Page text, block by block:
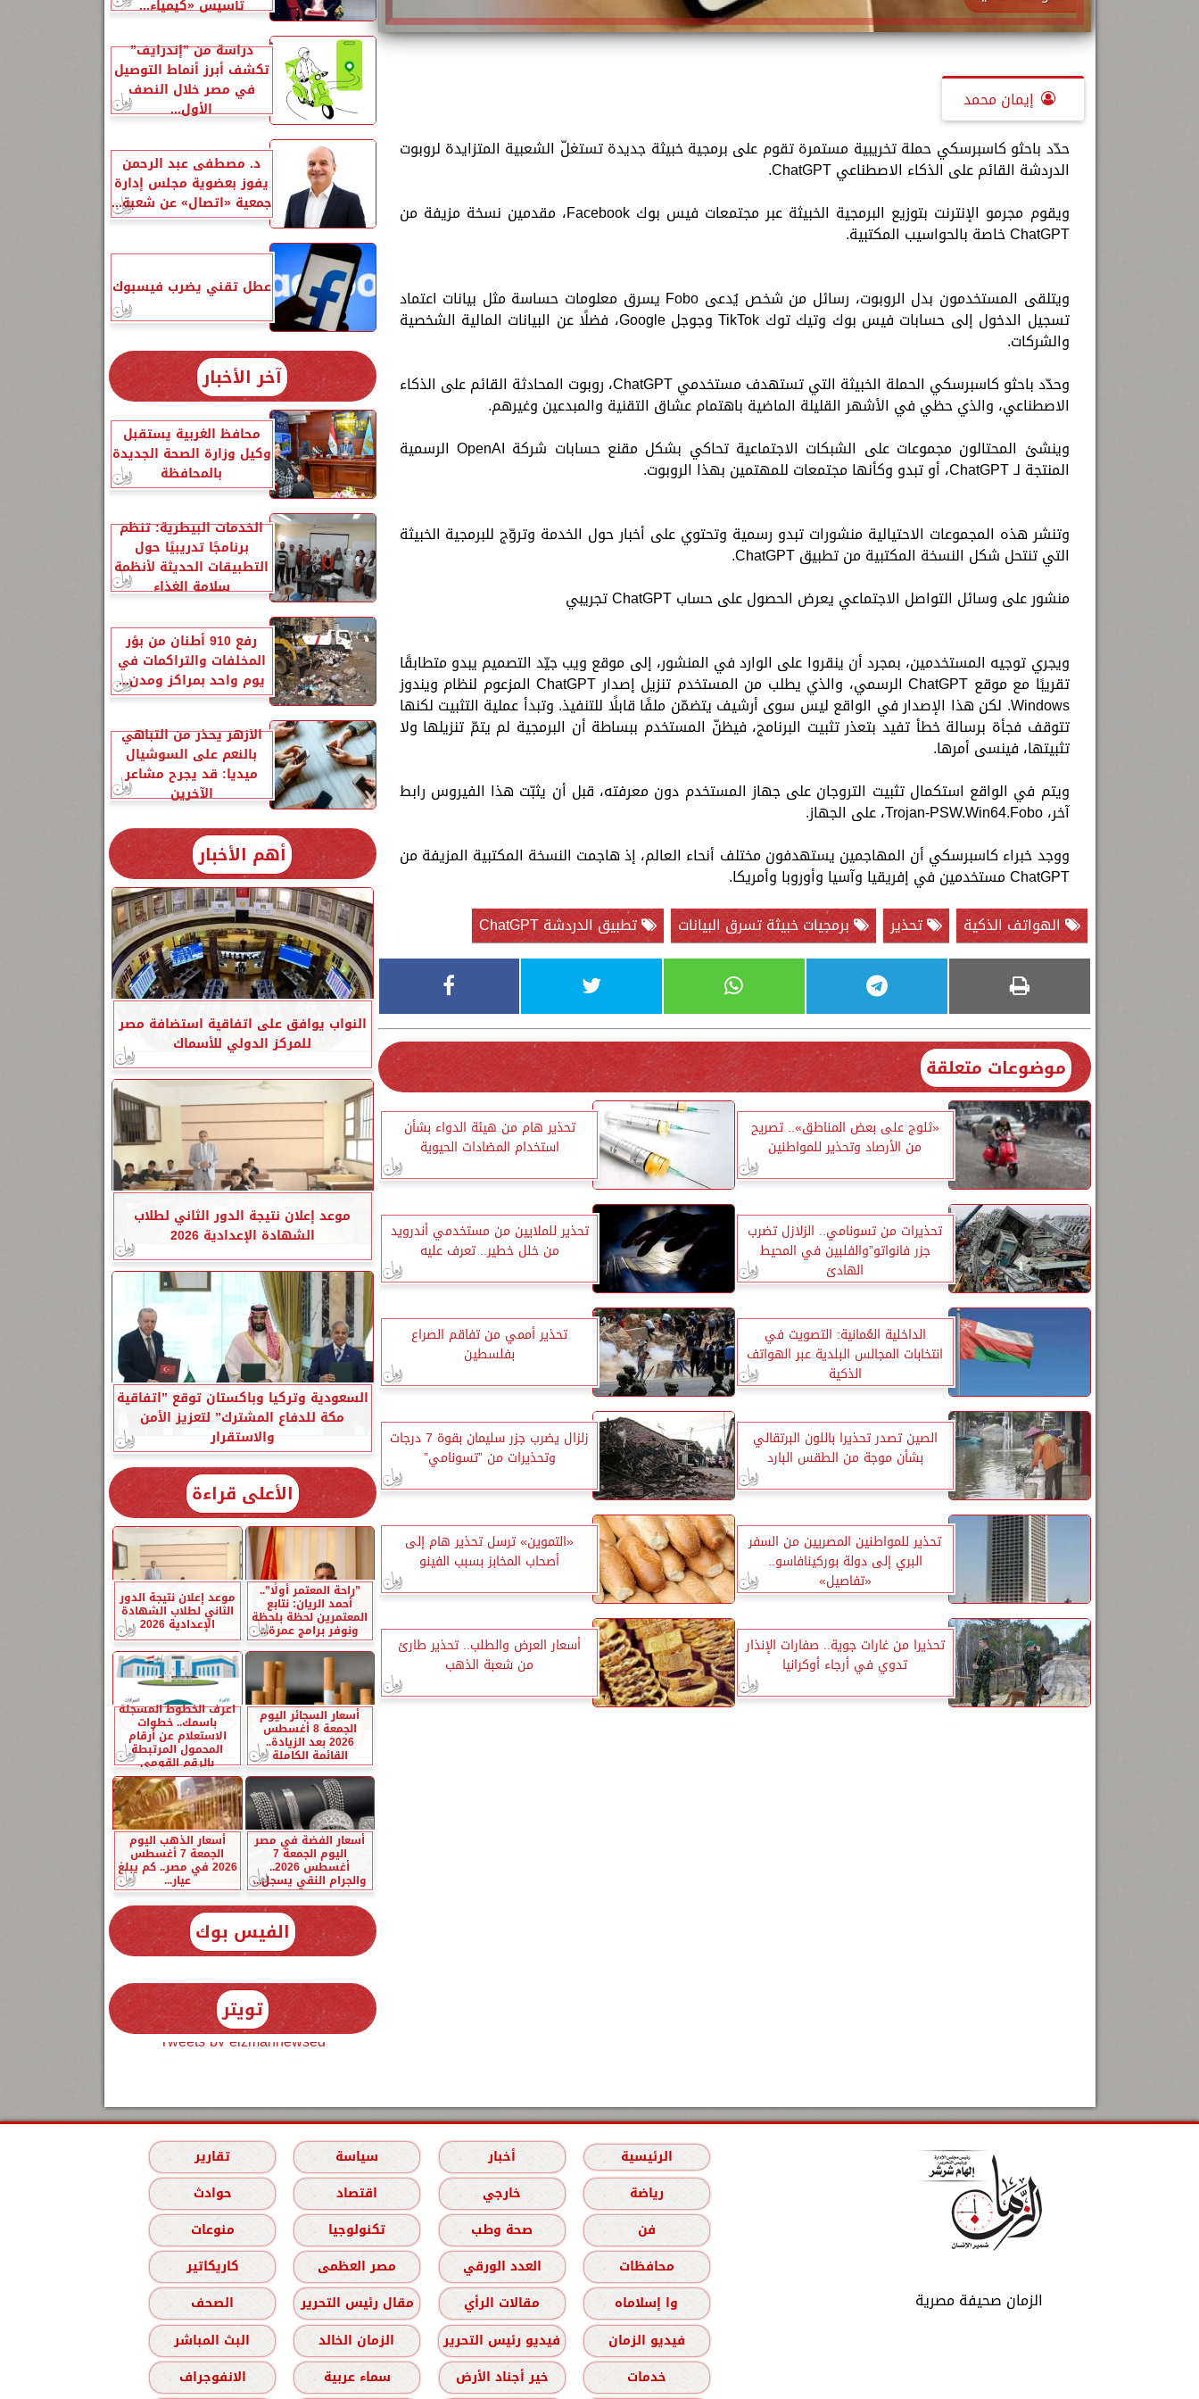
إيمان محمد
حدّد باحثو كاسبرسكي حملة تخريبية مستمرة تقوم على برمجية خبيثة جديدة تستغلّ الشعبية المتزايدة لروبوت
الدردشة القائم على الذكاء الاصطناعي ChatGPT.
ويقوم مجرمو الإنترنت بتوزيع البرمجية الخبيثة عبر مجتمعات فيس بوك Facebook، مقدمين نسخة مزيفة من
ChatGPT خاصة بالحواسيب المكتبية.
ويتلقى المستخدمون بدل الروبوت، رسائل من شخص يُدعى Fobo يسرق معلومات حساسة مثل بيانات اعتماد
تسجيل الدخول إلى حسابات فيس بوك وتيك توك TikTok وجوجل Google، فضلًا عن البيانات المالية الشخصية
والشركات.
وحدّد باحثو كاسبرسكي الحملة الخبيثة التي تستهدف مستخدمي ChatGPT، روبوت المحادثة القائم على الذكاء
الاصطناعي، والذي حظي في الأشهر القليلة الماضية باهتمام عشاق التقنية والمبدعين وغيرهم.
وينشئ المحتالون مجموعات على الشبكات الاجتماعية تحاكي بشكل مقنع حسابات شركة OpenAI الرسمية
المنتجة لـ ChatGPT، أو تبدو وكأنها مجتمعات للمهتمين بهذا الروبوت.
وتنشر هذه المجموعات الاحتيالية منشورات تبدو رسمية وتحتوي على أخبار حول الخدمة وتروّج للبرمجية الخبيثة
التي تنتحل شكل النسخة المكتبية من تطبيق ChatGPT.
منشور على وسائل التواصل الاجتماعي يعرض الحصول على حساب ChatGPT تجريبي
ويجري توجيه المستخدمين، بمجرد أن ينقروا على الوارد في المنشور، إلى موقع ويب جيّد التصميم يبدو متطابقًا
تقريبًا مع موقع ChatGPT الرسمي، والذي يطلب من المستخدم تنزيل إصدار ChatGPT المزعوم لنظام ويندوز
Windows. لكن هذا الإصدار في الواقع ليس سوى أرشيف يتضمّن ملفًا قابلًا للتنفيذ. وتبدأ عملية التثبيت لكنها
تتوقف فجأة برسالة خطأ تفيد بتعذر تثبيت البرنامج، فيظنّ المستخدم ببساطة أن البرمجية لم يتمّ تنزيلها ولا
تثبيتها، فينسى أمرها.
ويتم في الواقع استكمال تثبيت التروجان على جهاز المستخدم دون معرفته، قبل أن يثبّت هذا الفيروس رابط
آخر، Trojan-PSW.Win64.Fobo، على الجهاز.
ووجد خبراء كاسبرسكي أن المهاجمين يستهدفون مختلف أنحاء العالم، إذ هاجمت النسخة المكتبية المزيفة من
ChatGPT مستخدمين في إفريقيا وآسيا وأوروبا وأمريكا.
الهواتف الذكية
تحذير برمجيات خبيثة تسرق البيانات تطبيق الدردشة ChatGPT
موضوعات متعلقة
«ثلوج على بعض المناطق».. تصريح
من الأرصاد وتحذير للمواطنين
تحذير هام من هيئة الدواء بشأن
استخدام المضادات الحيوية
تحذيرات من تسونامي.. الزلازل تضرب
جزر فانواتو”والفلبين في المحيط
الهادئ
تحذير للملايين من مستخدمي أندرويد
من خلل خطير.. تعرف عليه
الداخلية العُمانية: التصويت في
انتخابات المجالس البلدية عبر الهواتف
الذكية
تحذير أممي من تفاقم الصراع
بفلسطين
الصين تصدر تحذيرا باللون البرتقالي
بشأن موجة من الطقس البارد
زلزال يضرب جزر سليمان بقوة 7 درجات
وتحذيرات من ”تسونامي”
تحذير للمواطنين المصريين من السفر
البري إلى دولة بوركينافاسو..
«تفاصيل»
«التموين» ترسل تحذير هام إلى
أصحاب المخابز بسبب الفينو
تحذيرا من غارات جوية.. صفارات الإنذار
تدوي في أرجاء أوكرانيا
أسعار العرض والطلب.. تحذير طارئ
من شعبة الذهب
تأسيس «كيمياء...
دراسة من ”إندرايف”
تكشف أبرز أنماط التوصيل
في مصر خلال النصف
الأول...
د. مصطفى عبد الرحمن
يفوز بعضوية مجلس إدارة
جمعية «اتصال» عن شعبة...
عطل تقني يضرب فيسبوك
آخر الأخبار
محافظ الغربية يستقبل
وكيل وزارة الصحة الجديدة
بالمحافظة
الخدمات البيطرية: تنظم
برنامجًا تدريبيًا حول
التطبيقات الحديثة لأنظمة
سلامة الغذاء
رفع 910 أطنان من بؤر
المخلفات والتراكمات في
يوم واحد بمراكز ومدن...
الأزهر يحذر من التباهي
بالنعم على السوشيال
ميديا: قد يجرح مشاعر
الآخرين
أهم الأخبار
النواب يوافق على اتفاقية استضافة مصر
للمركز الدولي للأسماك
موعد إعلان نتيجة الدور الثاني لطلاب
الشهادة الإعدادية 2026
السعودية وتركيا وباكستان توقع ”اتفاقية
مكة للدفاع المشترك” لتعزيز الأمن
والاستقرار
الأعلى قراءة
”راحة المعتمر أولًا”..
أحمد الريان: نتابع
المعتمرين لحظة بلحظة
ونوفر برامج عمرة...
موعد إعلان نتيجة الدور
الثاني لطلاب الشهادة
الإعدادية 2026
أسعار السجائر اليوم
الجمعة 8 أغسطس
2026 بعد الزيادة..
القائمة الكاملة
اعرف الخطوط المسجلة
باسمك.. خطوات
الاستعلام عن أرقام
المحمول المرتبطة
بالرقم القومي
أسعار الفضة في مصر
اليوم الجمعة 7
أغسطس 2026..
والجرام النقي يسجل...
أسعار الذهب اليوم
الجمعة 7 أغسطس
2026 في مصر.. كم يبلغ
عيار...
الفيس بوك
تويتر
Tweets by elzmannewseg
الزمان صحيفة مصرية
الرئيسية أخبار سياسة
تقارير
رياضة
خارجي اقتصاد
حوادث
فن
صحة وطب تكنولوجيا
منوعات
محافظات
العدد الورقي مصر العظمى
كاريكاتير
وا إسلاماه
مقالات الرأي مقال رئيس التحرير
الصحف
فيديو الزمان
فيديو رئيس التحرير الزمان الخالد
البث المباشر
خدمات
خير أجناد الأرض سماء عربية الانفوجراف